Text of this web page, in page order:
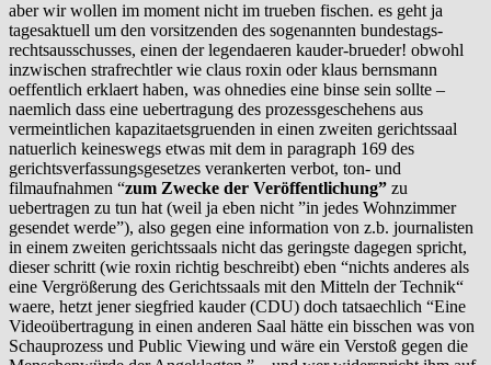
aber wir wollen im moment nicht im trueben fischen. es geht ja
tagesaktuell um den vorsitzenden des sogenannten bundestags-
rechtsausschusses, einen der legendaeren kauder-brueder! obwohl
inzwischen strafrechtler wie claus roxin oder klaus bernsmann
oeffentlich erklaert haben, was ohnedies eine binse sein sollte –
naemlich dass eine uebertragung des prozessgeschehens aus
vermeintlichen kapazitaetsgruenden in einen zweiten gerichtssaal
natuerlich keineswegs etwas mit dem in paragraph 169 des
gerichtsverfassungsgesetzes verankerten verbot, ton- und
filmaufnahmen “zum Zwecke der Veröffentlichung” zu
uebertragen zu tun hat (weil ja eben nicht ”in jedes Wohnzimmer
gesendet werde”), also gegen eine information von z.b. journalisten
in einem zweiten gerichtssaals nicht das geringste dagegen spricht,
dieser schritt (wie roxin richtig beschreibt) eben “nichts anderes als
eine Vergrößerung des Gerichtssaals mit den Mitteln der Technik“
waere, hetzt jener siegfried kauder (CDU) doch tatsaechlich “Eine
Videoübertragung in einen anderen Saal hätte ein bisschen was von
Schauprozess und Public Viewing und wäre ein Verstoß gegen die